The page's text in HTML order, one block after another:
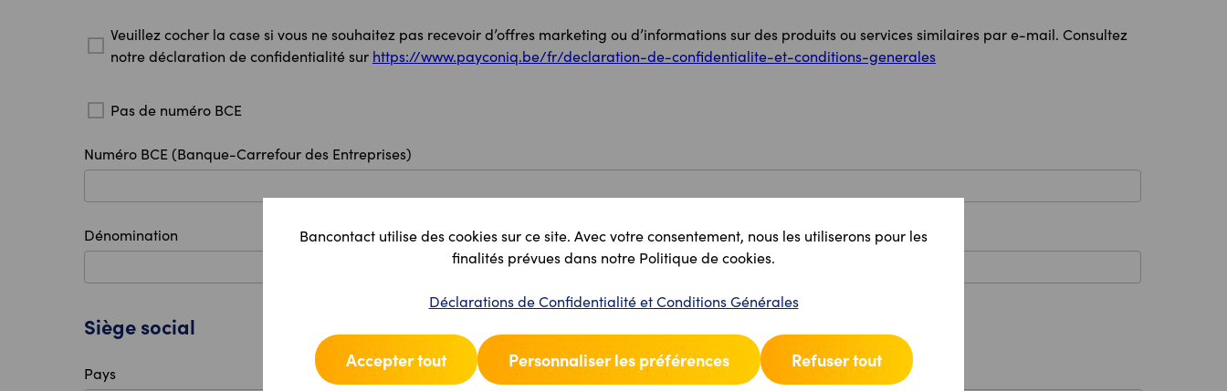
Bancontact utilise des cookies sur ce site. Avec votre consentement, nous les utiliserons pour les
finalités prévues dans notre Politique de cookies.
Déclarations de Confidentialité et Conditions Générales
Accepter tout Personnaliser les préférences Refuser tout
Veuillez cocher la case si vous ne souhaitez pas recevoir d’offres marketing ou d’informations sur des produits ou services similaires par e-mail. Consultez
notre déclaration de confidentialité sur https://www.payconiq.be/fr/declaration-de-confidentialite-et-conditions-generales
Pas de numéro BCE
Numéro BCE (Banque-Carrefour des Entreprises)
Dénomination
Siège social
Pays